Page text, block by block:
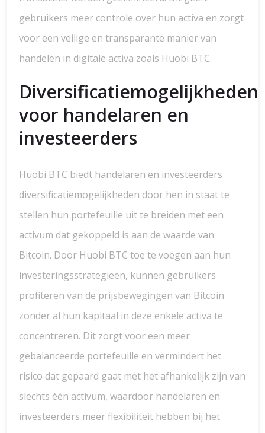
gebruikers meer controle over hun activa en zorgt
voor een veilige en transparante manier van
handelen in digitale activa zoals Huobi BTC.
Diversificatiemogelijkheden
voor handelaren en
investeerders
Huobi BTC biedt handelaren en investeerders
diversificatiemogelijkheden door hen in staat te
stellen hun portefeuille uit te breiden met een
activum dat gekoppeld is aan de waarde van
Bitcoin. Door Huobi BTC toe te voegen aan hun
investeringsstrategieën, kunnen gebruikers
profiteren van de prijsbewegingen van Bitcoin
zonder al hun kapitaal in deze enkele activa te
concentreren. Dit zorgt voor een meer
gebalanceerde portefeuille en vermindert het
risico dat gepaard gaat met het afhankelijk zijn van
slechts één activum, waardoor handelaren en
investeerders meer flexibiliteit hebben bij het